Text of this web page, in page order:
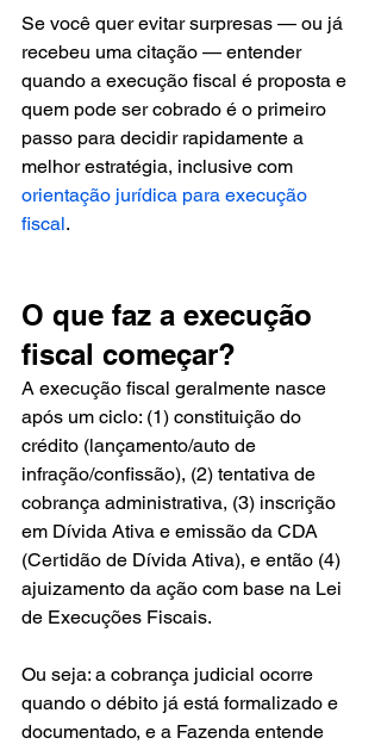
Se você quer evitar surpresas — ou já
recebeu uma citação — entender
quando a execução fiscal é proposta e
quem pode ser cobrado é o primeiro
passo para decidir rapidamente a
melhor estratégia, inclusive com
orientação jurídica para execução
fiscal.
O que faz a execução
fiscal começar?
A execução fiscal geralmente nasce
após um ciclo: (1) constituição do
crédito (lançamento/auto de
infração/confissão), (2) tentativa de
cobrança administrativa, (3) inscrição
em Dívida Ativa e emissão da CDA
(Certidão de Dívida Ativa), e então (4)
ajuizamento da ação com base na Lei
de Execuções Fiscais.
Ou seja: a cobrança judicial ocorre
quando o débito já está formalizado e
documentado, e a Fazenda entende